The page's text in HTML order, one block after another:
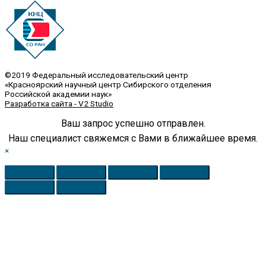
©2019 Федеральный исследовательский центр
«Красноярский научный центр Сибирского отделения
Российской академии наук»
Разработка сайта - V2 Studio
Ваш запрос успешно отправлен.
Наш специалист свяжемся с Вами в ближайшее время.
×